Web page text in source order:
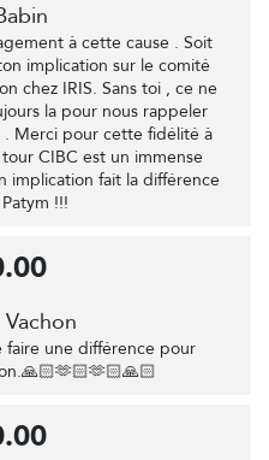
à cette cause . Soit
implication sur le comité
chez IRIS. Sans toi , ce ne
la pour nous rappeler
. Merci pour cette fidélité à
CIBC est un immense
implication fait la différence
!!!
une différence pour